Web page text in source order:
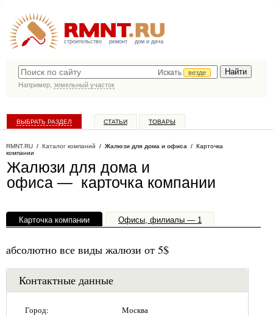
строительство ремонт дом и дача
Искать
везде
Например, земельный участок
ВЫБРАТЬ РАЗДЕЛ СТАТЬИ ТОВАРЫ
RMNT.RU / Каталог компаний / Жалюзи для дома и офиса / Карточка
компании
Жалюзи для дома и
офиса — карточка компании
Карточка компании Офисы, филиалы — 1
абсолютно все виды жалюзи от 5$
Контактные данные
Город: Москва